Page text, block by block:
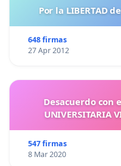
Por la LIBERTAD
648 firmas
27 Apr 2012
Desacuerdo con
UNIVERSITARIA
547 firmas
8 Mar 2020